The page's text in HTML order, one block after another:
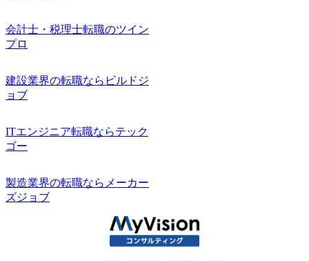
会計士・税理士転職のツイン
プロ
建設業界の転職ならビルドジ
ョブ
ITエンジニア転職ならテック
ゴー
製造業界の転職ならメーカー
ズジョブ